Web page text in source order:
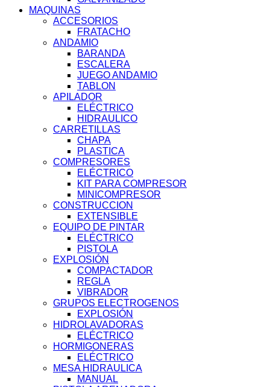
MAQUINAS
ACCESORIOS
FRATACHO
ANDAMIO
BARANDA
ESCALERA
JUEGO ANDAMIO
TABLON
APILADOR
ELÉCTRICO
HIDRAULICO
CARRETILLAS
CHAPA
PLASTICA
COMPRESORES
ELÉCTRICO
KIT PARA COMPRESOR
MINICOMPRESOR
CONSTRUCCION
EXTENSIBLE
EQUIPO DE PINTAR
ELÉCTRICO
PISTOLA
EXPLOSIÓN
COMPACTADOR
REGLA
VIBRADOR
GRUPOS ELECTROGENOS
EXPLOSIÓN
HIDROLAVADORAS
ELÉCTRICO
HORMIGONERAS
ELÉCTRICO
MESA HIDRAULICA
MANUAL